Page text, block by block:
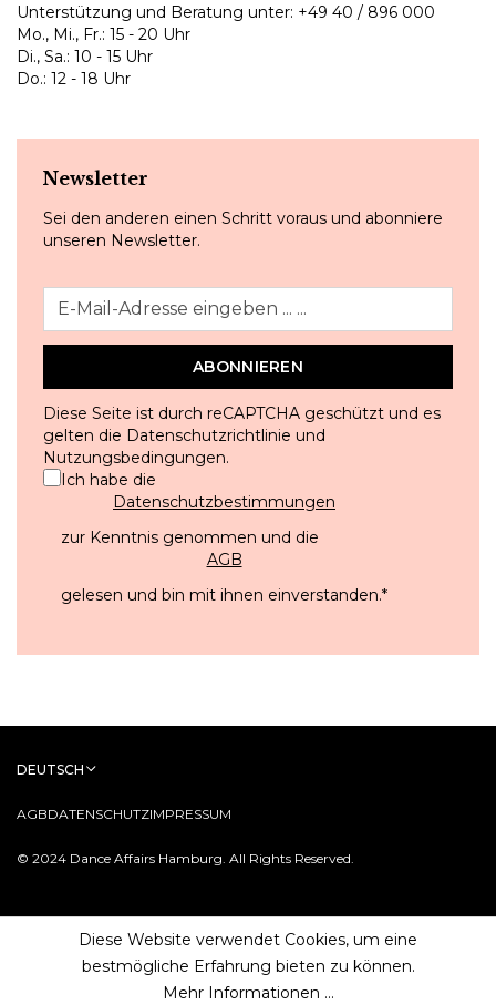
Unterstützung und Beratung unter: +49 40 / 896 000
Mo., Mi., Fr.: 15 - 20 Uhr
Di., Sa.: 10 - 15 Uhr
Do.: 12 - 18 Uhr
Newsletter
Sei den anderen einen Schritt voraus und abonniere
unseren Newsletter.
ABONNIEREN
Diese Seite ist durch reCAPTCHA geschützt und es
gelten die Datenschutzrichtlinie und
Nutzungsbedingungen.
Ich habe die
Datenschutzbestimmungen
zur Kenntnis genommen und die
AGB
gelesen und bin mit ihnen einverstanden.*
© 2024 Dance Affairs Hamburg. All Rights Reserved.
AGBDATENSCHUTZIMPRESSUM
DEUTSCH
Diese Website verwendet Cookies, um eine
bestmögliche Erfahrung bieten zu können.
Mehr Informationen ...